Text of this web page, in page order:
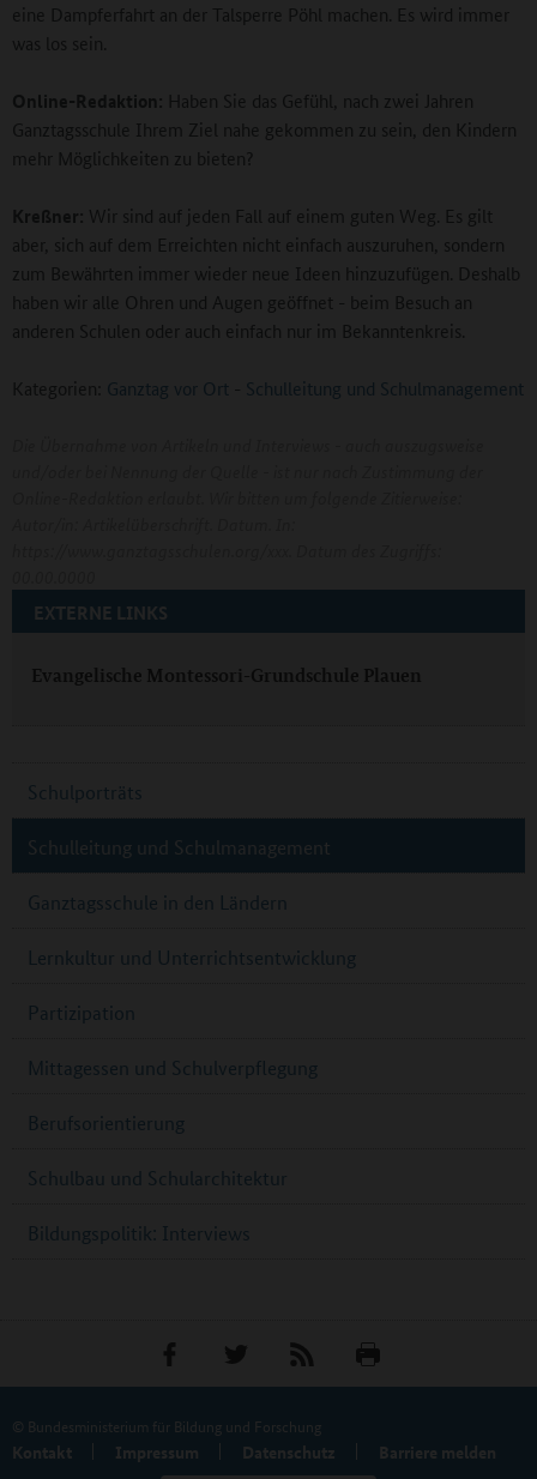
eine Dampferfahrt an der Talsperre Pöhl machen. Es wird immer
was los sein.
Online-Redaktion: Haben Sie das Gefühl, nach zwei Jahren
Ganztagsschule Ihrem Ziel nahe gekommen zu sein, den Kindern
mehr Möglichkeiten zu bieten?
Kreßner: Wir sind auf jeden Fall auf einem guten Weg. Es gilt
aber, sich auf dem Erreichten nicht einfach auszuruhen, sondern
zum Bewährten immer wieder neue Ideen hinzuzufügen. Deshalb
haben wir alle Ohren und Augen geöffnet - beim Besuch an
anderen Schulen oder auch einfach nur im Bekanntenkreis.
Kategorien: Ganztag vor Ort - Schulleitung und Schulmanagement
EXTERNE LINKS
Evangelische Montessori-Grundschule Plauen
Schulporträts
Schulleitung und Schulmanagement
Ganztagsschule in den Ländern
Lernkultur und Unterrichtsentwicklung
Partizipation
Mittagessen und Schulverpflegung
Berufsorientierung
Schulbau und Schularchitektur
Bildungspolitik: Interviews
© Bundesministerium für Bildung und Forschung
Kontakt Impressum Datenschutz Barriere melden